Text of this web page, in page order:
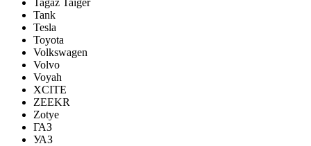
Tagaz Taiger
Tank
Tesla
Toyota
Volkswagen
Volvo
Voyah
XCITE
ZEEKR
Zotye
ГАЗ
УАЗ